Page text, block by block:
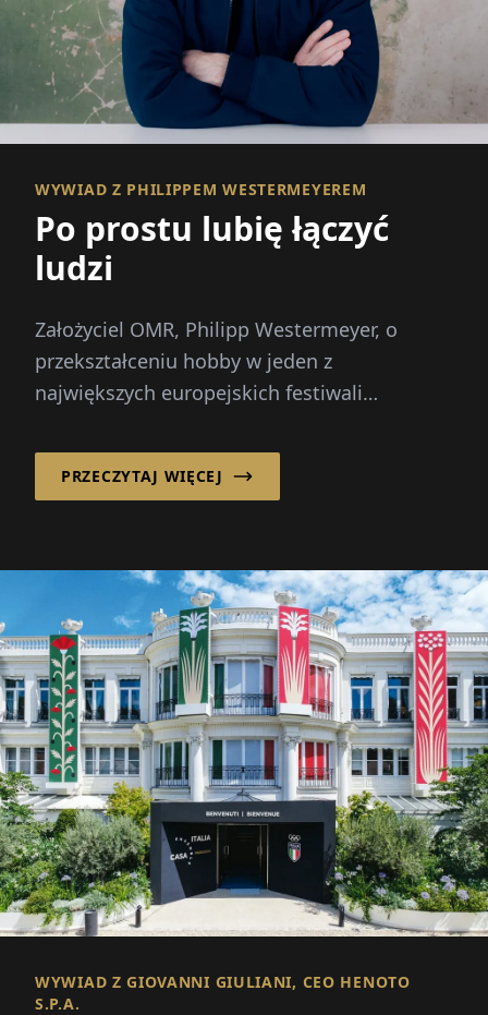
WYWIAD Z PHILIPPEM WESTERMEYEREM
Po prostu lubię łączyć
ludzi
Założyciel OMR, Philipp Westermeyer, o
przekształceniu hobby w jeden z
największych europejskich festiwali
kluczowe pytania, brak wielkiego planu.
PRZECZYTAJ WIĘCEJ
WYWIAD Z GIOVANNI GIULIANI, CEO HENOTO
S.P.A.